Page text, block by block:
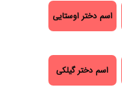
اسم دختر اوستایی
اسم دختر گیلکی